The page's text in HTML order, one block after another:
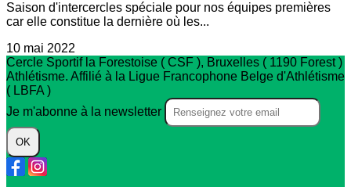
Saison d'intercercles spéciale pour nos équipes premières
car elle constitue la dernière où les...
10 mai 2022
Cercle Sportif la Forestoise ( CSF ), Bruxelles ( 1190 Forest )
Athlétisme. Affilié à la Ligue Francophone Belge d'Athlétisme
( LBFA )
Je m'abonne à la newsletter
OK